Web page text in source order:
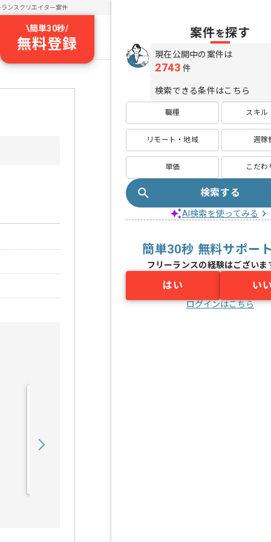
ランスクリエイター案件
\簡単30秒/
無料登録
案件を探す
現在公開中の案件は
2743 件
検索できる条件はこちら
職種 スキル
リモート・地域 週稼
単価 こだわ
検索する
AI検索を使ってみる
簡単30秒 無料サポー
フリーランスの経験はございま
はい い
ログインはこちら